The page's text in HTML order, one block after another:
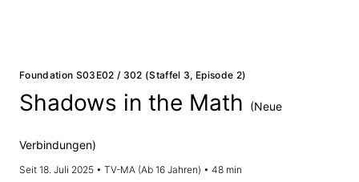
Foundation S03E02 / 302 (Staffel 3, Episode 2)
Shadows in the Math (Neue
Verbindungen)
Seit 18. Juli 2025 • TV-MA (Ab 16 Jahren) • 48 min